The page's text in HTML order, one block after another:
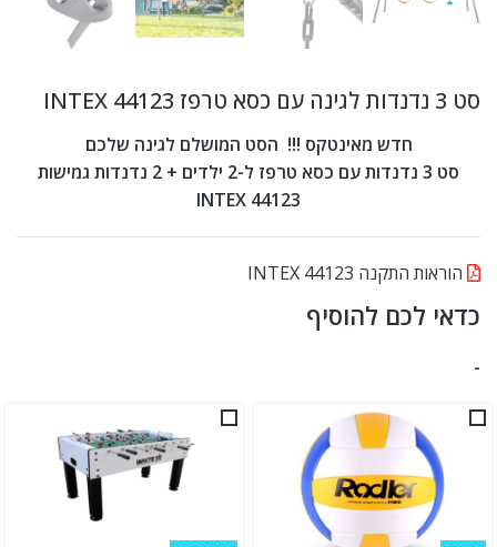
סט 3 נדנדות לגינה עם כסא טרפז INTEX 44123
חדש מאינטקס !!! הסט המושלם לגינה שלכם
סט 3 נדנדות עם כסא טרפז ל-2 ילדים + 2 נדנדות גמישות
INTEX 44123
הוראות התקנה INTEX 44123
כדאי לכם להוסיף
-